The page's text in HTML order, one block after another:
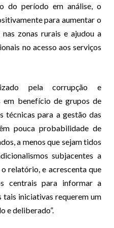
do período em análise, o
para aumentar o
zonas rurais e ajudou a
no acesso aos serviços
pela corrupção e
em benefício de grupos de
técnicas para a gestão das
pouca probabilidade de
a menos que sejam tidos
subjacentes a
relatório, e acrescenta que
centrais para informar a
iniciativas requerem um
e deliberado”.